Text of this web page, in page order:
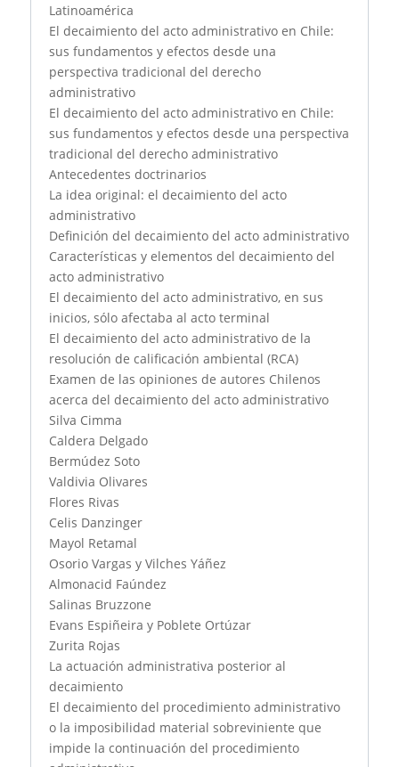
Latinoamérica
El decaimiento del acto administrativo en Chile:
sus fundamentos y efectos desde una
perspectiva tradicional del derecho
administrativo
El decaimiento del acto administrativo en Chile:
sus fundamentos y efectos desde una perspectiva
tradicional del derecho administrativo
Antecedentes doctrinarios
La idea original: el decaimiento del acto
administrativo
Definición del decaimiento del acto administrativo
Características y elementos del decaimiento del
acto administrativo
El decaimiento del acto administrativo, en sus
inicios, sólo afectaba al acto terminal
El decaimiento del acto administrativo de la
resolución de calificación ambiental (RCA)
Examen de las opiniones de autores Chilenos
acerca del decaimiento del acto administrativo
Silva Cimma
Caldera Delgado
Bermúdez Soto
Valdivia Olivares
Flores Rivas
Celis Danzinger
Mayol Retamal
Osorio Vargas y Vilches Yáñez
Almonacid Faúndez
Salinas Bruzzone
Evans Espiñeira y Poblete Ortúzar
Zurita Rojas
La actuación administrativa posterior al
decaimiento
El decaimiento del procedimiento administrativo
o la imposibilidad material sobreviniente que
impide la continuación del procedimiento